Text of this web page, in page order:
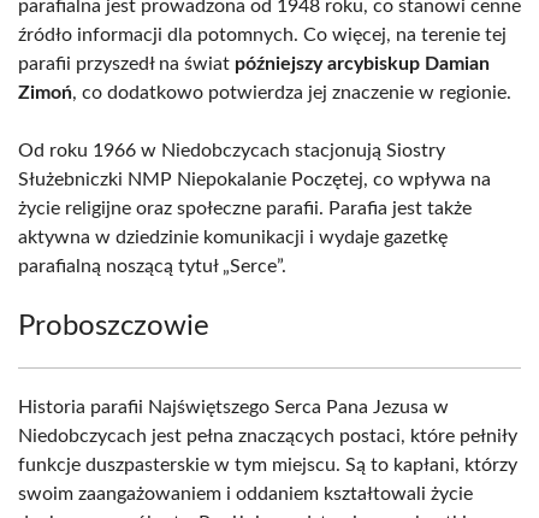
parafialna jest prowadzona od 1948 roku, co stanowi cenne
źródło informacji dla potomnych. Co więcej, na terenie tej
parafii przyszedł na świat późniejszy arcybiskup Damian
Zimoń, co dodatkowo potwierdza jej znaczenie w regionie.
Od roku 1966 w Niedobczycach stacjonują Siostry
Służebniczki NMP Niepokalanie Poczętej, co wpływa na
życie religijne oraz społeczne parafii. Parafia jest także
aktywna w dziedzinie komunikacji i wydaje gazetkę
parafialną noszącą tytuł „Serce”.
Proboszczowie
Historia parafii Najświętszego Serca Pana Jezusa w
Niedobczycach jest pełna znaczących postaci, które pełniły
funkcje duszpasterskie w tym miejscu. Są to kapłani, którzy
swoim zaangażowaniem i oddaniem kształtowali życie